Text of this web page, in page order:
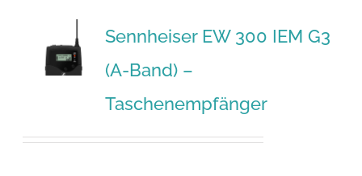
Sennheiser EW 300 IEM G3
(A-Band) –
Taschenempfänger